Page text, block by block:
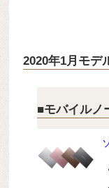
2020年1月モデ
■モバイルノ